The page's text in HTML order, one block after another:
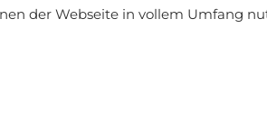
der Webseite in vollem Umfang